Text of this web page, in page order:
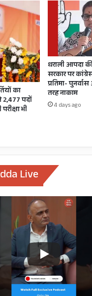
सचिव, भाकपा(माले)
महोदया,
विधानसभा,
विधानसभा में हुई
बनी हुई हैं. जिस तरह
का
2,477 पदों
भी
धराली आपदा
सरकार पर
प्रतिमा-
तरह नाकाम
4 days ago
Live